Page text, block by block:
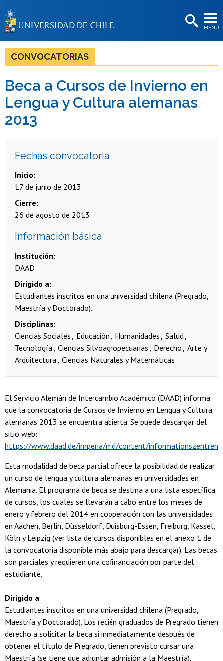
MENÚ
BIBLIOTECAS
LA UNIVERSIDAD
Estudiantes
Egresadas/os
CONVOCATORIAS
Beca a Cursos de Invierno en
Lengua y Cultura alemanas
2013
Fechas convocatoria
Inicio
17 de junio de 2013
Cierre
26 de agosto de 2013
Información básica
Institución
DAAD
Dirigido a
Estudiantes inscritos en una universidad chilena (Pregrado,
Maestría y Doctorado).
Disciplinas
Ciencias Sociales
Educación Humanidades Salud
Tecnología Ciencias Silvoagropecuarias Derecho Arte y
Arquitectura Ciencias Naturales y Matemáticas
El Servicio Alemán de Intercambio Académico (DAAD) informa
que la convocatoria de Cursos de Invierno en Lengua y Cultura
alemanas 2013 se encuentra abierta. Se puede descargar del
sitio web:
https://www.daad.de/imperia/md/content/informationszentren/
Esta modalidad de beca parcial ofrece la posibilidad de realizar
un curso de lengua y cultura alemanas en universidades en
Alemania. El programa de beca se destina a una lista específica
de cursos, los cuales se llevarán a cabo entre los meses de
enero y febrero del 2014 en cooperación con las universidades
en Aachen, Berlin, Düsseldorf, Duisburg-Essen, Freiburg, Kassel,
Köln y Leipzig (ver lista de cursos disponibles en el anexo 1 de
la convocatoria disponible más abajo para descargar). Las becas
son parciales y requieren una cofinanciación por parte del
estudiante.
Dirigido a
Estudiantes inscritos en una universidad chilena (Pregrado,
Maestría y Doctorado). Los recién graduados de Pregrado tienen
derecho a solicitar la beca si inmediatamente después de
obtener el título de Pregrado, tienen previsto cursar una
Maestría (se tiene que adjuntar admisión a la Maestría).